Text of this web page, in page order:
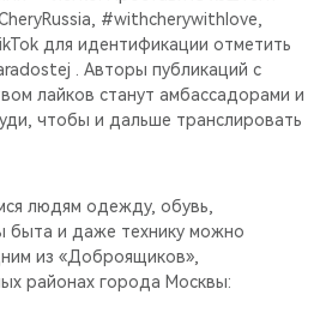
#withcherywithlove,
для идентификации отметить
. Авторы публикаций с
лайков станут амбассадорами и
чтобы и дальше транслировать
людям одежду, обувь,
быта и даже технику можно
из «Доброящиков»,
районах города Москвы: